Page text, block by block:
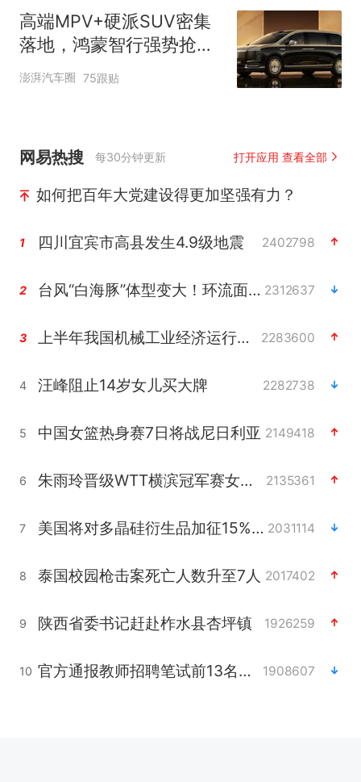
高端MPV+硬派SUV密集
落地，鸿蒙智行强势抢占
自主高端市场制高点
澎湃汽车圈 75跟贴
网易热搜 每30分钟更新 打开应用 查看全部
如何把百年大党建设得更加坚强有力？
1 四川宜宾市高县发生4.9级地震 2402798
2 台风“白海豚”体型变大！环流面积接近13个浙江那么大 2312637
3 上半年我国机械工业经济运行稳中有进 2283600
4 汪峰阻止14岁女儿买大牌 2282738
5 中国女篮热身赛7日将战尼日利亚 2149418
6 朱雨玲晋级WTT横滨冠军赛女单八强 2135361
7 美国将对多晶硅衍生品加征15%关税 2031114
8 泰国校园枪击案死亡人数升至7人 2017402
9 陕西省委书记赶赴柞水县杏坪镇 1926259
10 官方通报教师招聘笔试前13名被淘汰 1908607